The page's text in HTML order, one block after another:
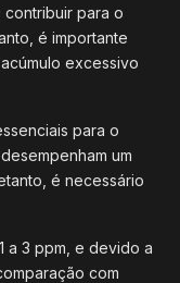
para o
é importante
excessivo
para o
um
é necessário
a 3 ppm, e devido a
com